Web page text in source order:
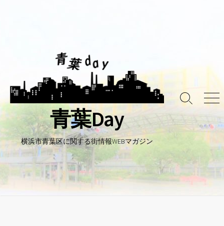
ッ
プ
青葉Day
横浜市青葉区に関する街情報WEBマガジン
検
グ
メ
ー